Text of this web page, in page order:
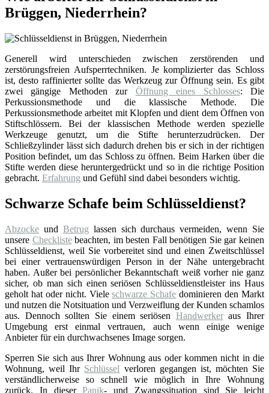
Brüggen, Niederrhein?
Generell wird unterschieden zwischen zerstörenden und
zerstörungsfreien Aufsperrtechniken. Je komplizierter das Schloss
ist, desto raffinierter sollte das Werkzeug zur Öffnung sein. Es gibt
zwei gängige Methoden zur Öffnung eines Schlosses: Die
Perkussionsmethode und die klassische Methode. Die
Perkussionsmethode arbeitet mit Klopfen und dient dem Öffnen von
Stiftschlössern. Bei der klassischen Methode werden spezielle
Werkzeuge genutzt, um die Stifte herunterzudrücken. Der
Schließzylinder lässt sich dadurch drehen bis er sich in der richtigen
Position befindet, um das Schloss zu öffnen. Beim Harken über die
Stifte werden diese heruntergedrückt und so in die richtige Position
gebracht. Erfahrung und Gefühl sind dabei besonders wichtig.
Schwarze Schafe beim Schlüsseldienst?
Abzocke und Betrug lassen sich durchaus vermeiden, wenn Sie
unsere Checklistebeachten, im besten Fall benötigen Sie gar keinen
Schlüsseldienst, weil Sie vorbereitet sind und einen Zweitschlüssel
bei einer vertrauenswürdigen Person in der Nähe untergebracht
haben. Außer bei persönlicher Bekanntschaft weiß vorher nie ganz
sicher, ob man sich einen seriösen Schlüsseldienstleister ins Haus
geholt hat oder nicht. Vieleschwarze Schafe dominieren den Markt
und nutzen die Notsituation und Verzweiflung der Kunden schamlos
aus. Dennoch sollten Sie einem seriösen Handwerkeraus Ihrer
Umgebung erst einmal vertrauen, auch wenn einige wenige
Anbieter für ein durchwachsenes Image sorgen.
Sperren Sie sich aus Ihrer Wohnung aus oder kommen nicht in die
Wohnung, weil Ihr Schlüssel verloren gegangen ist, möchten Sie
verständlicherweise so schnell wie möglich in Ihre Wohnung
zurück. In dieserPanik- und Zwangssituation sind Sie leicht